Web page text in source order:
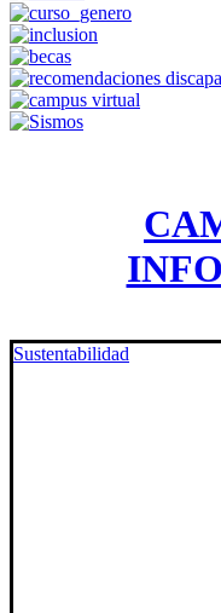
Sustentabilidad